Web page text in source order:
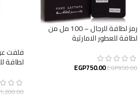
رمز لطافة للرجال – 100 مل من
لطافة للعطور الامارتية
EGP950.00
EGP750.00
لطافة
1,200.00